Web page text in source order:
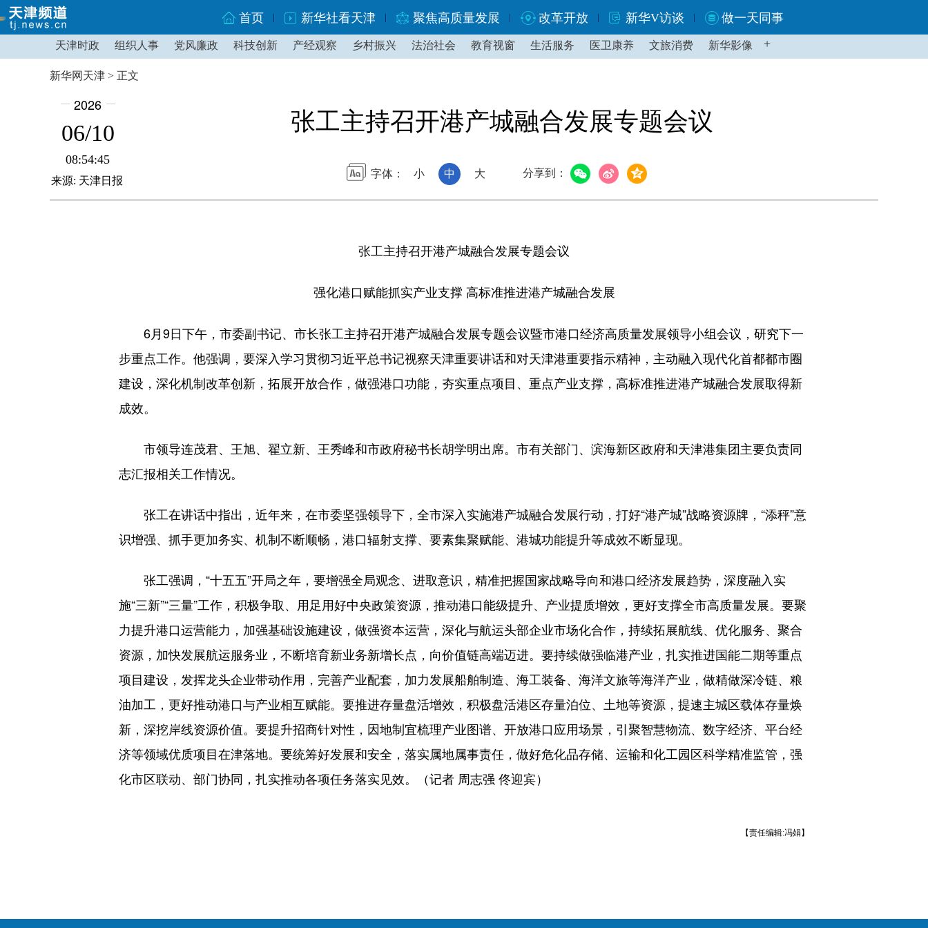
首页 新华社看天津 聚焦高质量发展 改革开放 新华V访谈 做一天同事
天津时政 组织人事 党风廉政 科技创新 产经观察 乡村振兴 法治社会 教育视窗 生活服务 医卫康养 文旅消费 新华影像 +
新华网天津 > 正文
2026
06/10
08:54:45
来源: 天津日报
张工主持召开港产城融合发展专题会议
字体： 小 中 大 分享到：
张工主持召开港产城融合发展专题会议
强化港口赋能抓实产业支撑 高标准推进港产城融合发展
6月9日下午，市委副书记、市长张工主持召开港产城融合发展专题会议暨市港口经济高质量发展领导小组会议，研究下一
步重点工作。他强调，要深入学习贯彻习近平总书记视察天津重要讲话和对天津港重要指示精神，主动融入现代化首都都市圈
建设，深化机制改革创新，拓展开放合作，做强港口功能，夯实重点项目、重点产业支撑，高标准推进港产城融合发展取得新
成效。
市领导连茂君、王旭、翟立新、王秀峰和市政府秘书长胡学明出席。市有关部门、滨海新区政府和天津港集团主要负责同
志汇报相关工作情况。
张工在讲话中指出，近年来，在市委坚强领导下，全市深入实施港产城融合发展行动，打好“港产城”战略资源牌，“添秤”意
识增强、抓手更加务实、机制不断顺畅，港口辐射支撑、要素集聚赋能、港城功能提升等成效不断显现。
张工强调，“十五五”开局之年，要增强全局观念、进取意识，精准把握国家战略导向和港口经济发展趋势，深度融入实
施“三新”“三量”工作，积极争取、用足用好中央政策资源，推动港口能级提升、产业提质增效，更好支撑全市高质量发展。要聚
力提升港口运营能力，加强基础设施建设，做强资本运营，深化与航运头部企业市场化合作，持续拓展航线、优化服务、聚合
资源，加快发展航运服务业，不断培育新业务新增长点，向价值链高端迈进。要持续做强临港产业，扎实推进国能二期等重点
项目建设，发挥龙头企业带动作用，完善产业配套，加力发展船舶制造、海工装备、海洋文旅等海洋产业，做精做深冷链、粮
油加工，更好推动港口与产业相互赋能。要推进存量盘活增效，积极盘活港区存量泊位、土地等资源，提速主城区载体存量焕
新，深挖岸线资源价值。要提升招商针对性，因地制宜梳理产业图谱、开放港口应用场景，引聚智慧物流、数字经济、平台经
济等领域优质项目在津落地。要统筹好发展和安全，落实属地属事责任，做好危化品存储、运输和化工园区科学精准监管，强
化市区联动、部门协同，扎实推动各项任务落实见效。（记者 周志强 佟迎宾）
【责任编辑:冯娟】